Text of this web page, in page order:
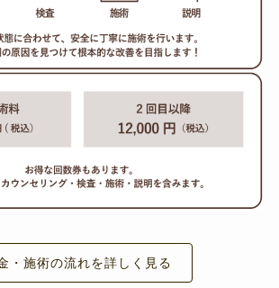
・施術の流れを詳しく見る